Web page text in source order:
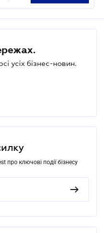
усіх бізнес-новин.
про ключові події бізнесу